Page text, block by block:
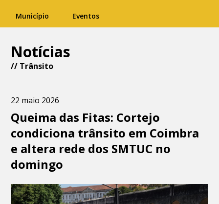
Município Eventos
Notícias
// Trânsito
22 maio 2026
Queima das Fitas: Cortejo
condiciona trânsito em Coimbra
e altera rede dos SMTUC no
domingo